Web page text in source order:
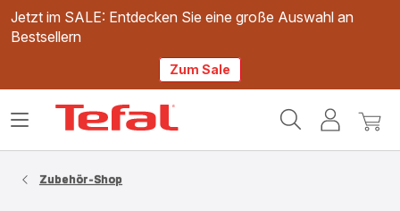
Jetzt im SALE: Entdecken Sie eine große Auswahl an
Bestsellern
Zum Sale
Mein
Mein
Das
Zubehör-Shop